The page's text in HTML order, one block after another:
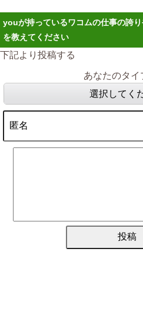
youが持っているワコムの仕事の誇
を教えてください
下記より投稿する
あなたのタイ
選択してく